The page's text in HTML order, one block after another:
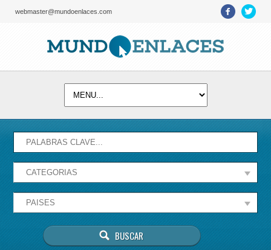
webmaster@mundoenlaces.com